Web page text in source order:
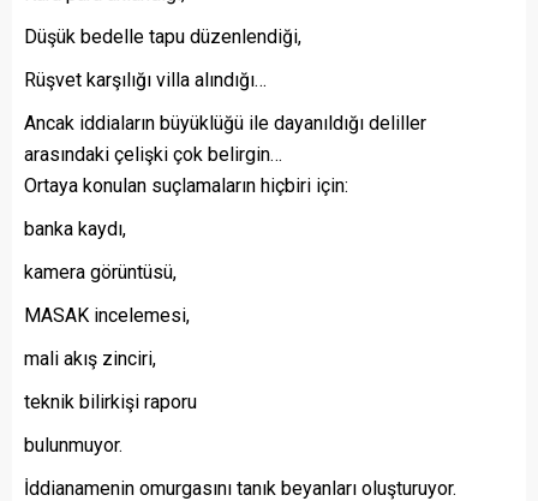
Düşük bedelle tapu düzenlendiği,
Rüşvet karşılığı villa alındığı…
Ancak iddiaların büyüklüğü ile dayanıldığı deliller
arasındaki çelişki çok belirgin…
Ortaya konulan suçlamaların hiçbiri için:
banka kaydı,
kamera görüntüsü,
MASAK incelemesi,
mali akış zinciri,
teknik bilirkişi raporu
bulunmuyor.
İddianamenin omurgasını tanık beyanları oluşturuyor.